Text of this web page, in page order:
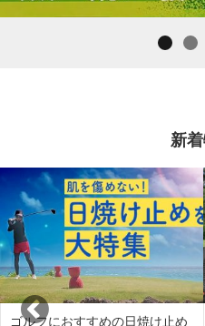
新
ゴルフにおすすめの日焼け止め